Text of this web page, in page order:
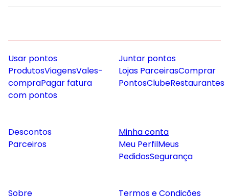
Usar pontos
ProdutosViagensVales-
compraPagar fatura
com pontos
Juntar pontos
Lojas ParceirasComprar
PontosClubeRestaurantes
Descontos
Parceiros
Minha conta
Meu PerfilMeus
PedidosSegurança
Sobre
Termos e Condições